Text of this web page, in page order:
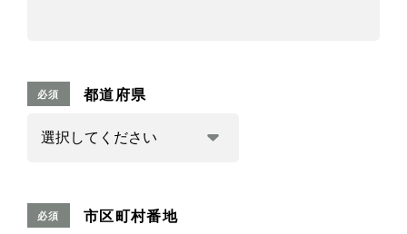
必須 都道府県
必須 市区町村番地